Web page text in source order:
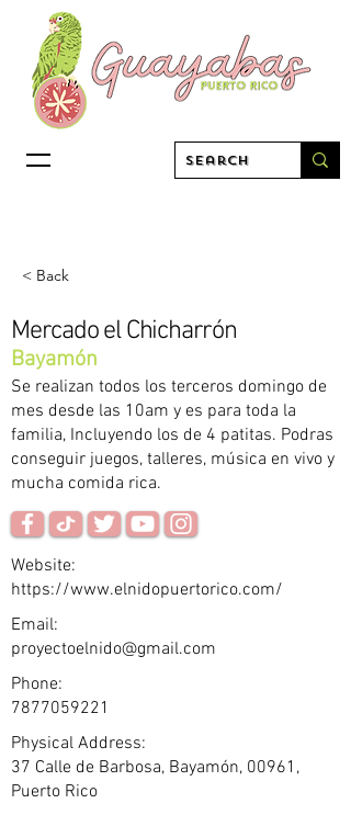
< Back
Mercado el Chicharrón
Bayamón
Se realizan todos los terceros domingo de
mes desde las 10am y es para toda la
familia, Incluyendo los de 4 patitas. Podras
conseguir juegos, talleres, música en vivo y
mucha comida rica.
Website:
https://www.elnidopuertorico.com/
Email:
proyectoelnido@gmail.com
Phone:
7877059221
Physical Address:
37 Calle de Barbosa, Bayamón, 00961,
Puerto Rico